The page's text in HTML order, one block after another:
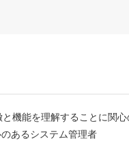
機能を理解することに関
あるシステム管理者